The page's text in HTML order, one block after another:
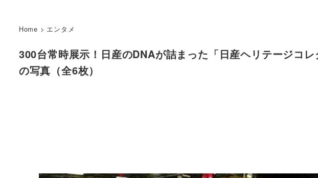
Home > エンタメ
300台常時展示！日産のDNAが詰まった「日産ヘリテージコ
の写真（全6枚）